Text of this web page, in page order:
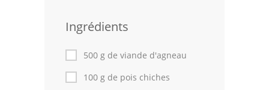
Cuisines Orientales
Recettes marocaine
Ingrédients
500 g de viande d'agneau
100 g de pois chiches